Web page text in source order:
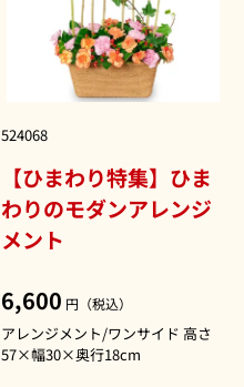
524068
【ひまわり特集】ひま
わりのモダンアレンジ
メント
6,600 円（税込）
アレンジメント/ワンサイド 高さ
57×幅30×奥行18cm